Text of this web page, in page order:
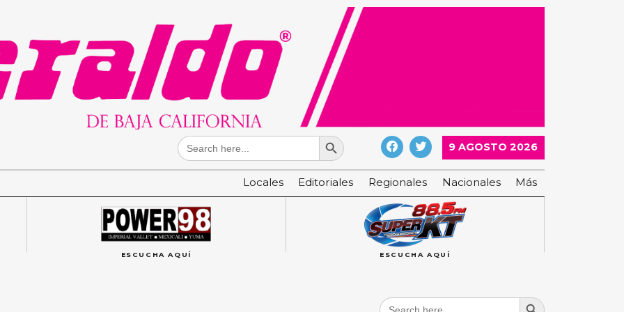
Search
for:
Search Button
9 AGOSTO 2026
Locales Editoriales Regionales Nacionales Más
ESCUCHA AQUÍ ESCUCHA AQUÍ
Search
Search Button